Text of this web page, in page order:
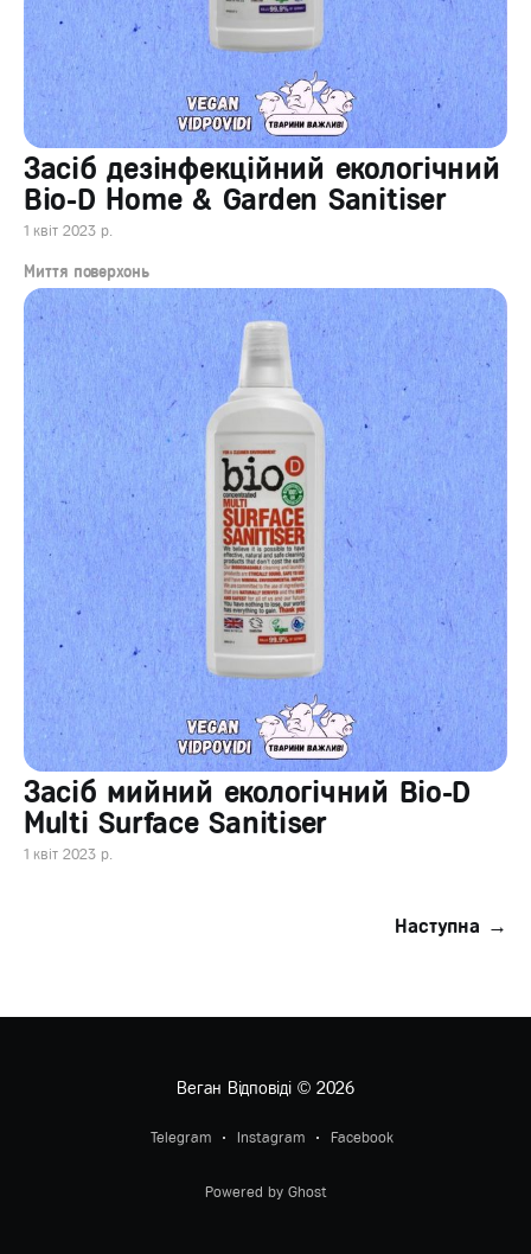
Засіб дезінфекційний екологічний
Bio-D Home & Garden Sanitiser
1 квіт 2023 р.
Миття поверхонь
Засіб мийний екологічний Bio-D
Multi Surface Sanitiser
1 квіт 2023 р.
Наступна →
Веган Відповіді© 2026
Telegram Instagram Facebook
Powered by Ghost